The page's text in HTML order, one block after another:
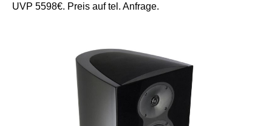
UVP 5598€. Preis auf tel. Anfrage.